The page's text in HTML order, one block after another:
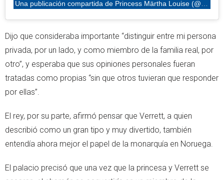
Dijo que consideraba importante “distinguir entre mi persona
privada, por un lado, y como miembro de la familia real, por
otro”, y esperaba que sus opiniones personales fueran
tratadas como propias “sin que otros tuvieran que responder
por ellas”.
El rey, por su parte, afirmó pensar que Verrett, a quien
describió como un gran tipo y muy divertido, también
entendía ahora mejor el papel de la monarquía en Noruega.
El palacio precisó que una vez que la princesa y Verrett se